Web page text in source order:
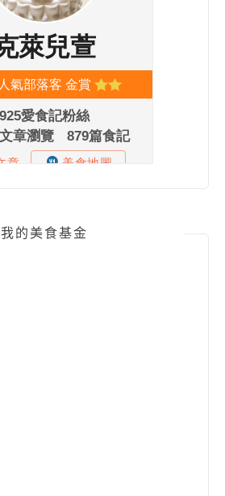
我的美食基金